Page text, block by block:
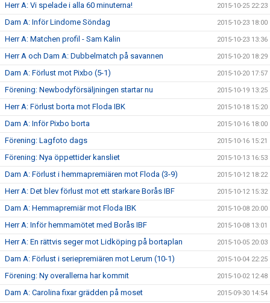
Herr A: Vi spelade i alla 60 minuterna! 2015-10-25 22:23
Dam A: Inför Lindome Söndag 2015-10-23 18:00
Herr A: Matchen profil - Sam Kalin 2015-10-23 13:36
Herr A och Dam A: Dubbelmatch på savannen 2015-10-20 18:29
Dam A: Förlust mot Pixbo (5-1) 2015-10-20 17:57
Förening: Newbodyförsäljningen startar nu 2015-10-19 13:25
Herr A: Förlust borta mot Floda IBK 2015-10-18 15:20
Dam A: Inför Pixbo borta 2015-10-16 18:00
Förening: Lagfoto dags 2015-10-16 15:21
Förening: Nya öppettider kansliet 2015-10-13 16:53
Dam A: Förlust i hemmapremiären mot Floda (3-9) 2015-10-12 18:22
Herr A: Det blev förlust mot ett starkare Borås IBF 2015-10-12 15:32
Dam A: Hemmapremiär mot Floda IBK 2015-10-08 20:00
Herr A: Inför hemmamötet med Borås IBF 2015-10-08 13:01
Herr A: En rättvis seger mot Lidköping på bortaplan 2015-10-05 20:03
Dam A: Förlust i seriepremiären mot Lerum (10-1) 2015-10-04 22:25
Förening: Ny overallerna har kommit 2015-10-02 12:48
Dam A: Carolina fixar grädden på moset 2015-09-30 14:54